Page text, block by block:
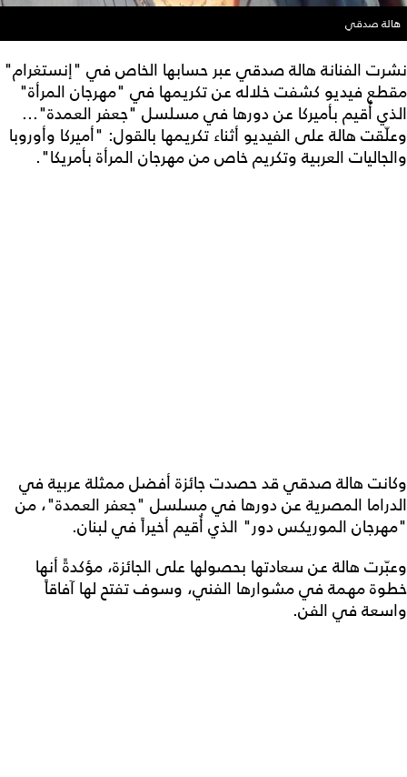
هالة صدقي
نشرت الفنانة هالة صدقي عبر حسابها الخاص في "إنستغرام"
مقطع فيديو كشفت خلاله عن تكريمها في "مهرجان المرأة"
الذي أُقيم بأميركا عن دورها في مسلسل "جعفر العمدة"...
وعلّقت هالة على الفيديو أثناء تكريمها بالقول: "أميركا وأوروبا
والجاليات العربية وتكريم خاص من مهرجان المرأة بأمريكا".
وكانت هالة صدقي قد حصدت جائزة أفضل ممثلة عربية في
الدراما المصرية عن دورها في مسلسل "جعفر العمدة"، من
"مهرجان الموريكس دور" الذي أُقيم أخيراً في لبنان.
وعبّرت هالة عن سعادتها بحصولها على الجائزة، مؤكدةً أنها
خطوة مهمة في مشوارها الفني، وسوف تفتح لها آفاقاً
واسعة في الفن.